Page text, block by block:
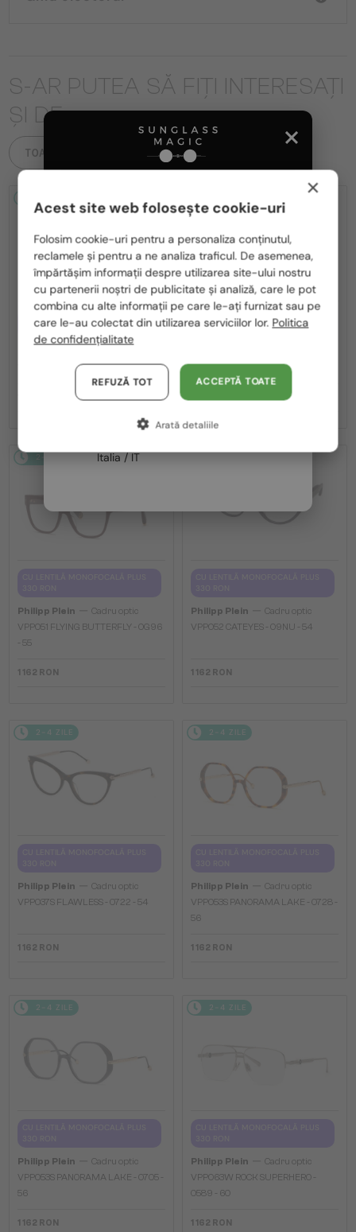
S-AR PUTEA SĂ FIȚI INTERESAȚI
ȘI DE
TOATE PRODUSELE
CU LENTILĂ MONOFOCALĂ PLUS
330 RON
VPP036S ICON - 0579 - 54
CU LENTILĂ MONOFOCALĂ PLUS
330 RON
VPP068S QUEEN - 0V64 - 57
2-4 ZILE
Philipp Plein
Cadru optic
VPP051 FLYING BUTTERFLY - 0G96
- 55
1 162 RON
Philipp Plein
Cadru optic
VPP052 CATEYES - 09NU - 54
1 162 RON
2-4 ZILE
Philipp Plein
Cadru optic
VPP037S FLAWLESS - 0722 - 54
1 162 RON
2-4 ZILE
Philipp Plein
Cadru optic
VPP053S PANORAMA LAKE - 0728 -
56
1 162 RON
2-4 ZILE
Philipp Plein
Cadru optic
VPP053S PANORAMA LAKE - 0705 -
56
1 162 RON
2-4 ZILE
Philipp Plein
Cadru optic
VPP063W ROCK SUPERHERO -
0589 - 60
1 162 RON
România / RO
Polska / PL
Magyarország / HU
United Arab Emirates / EN
Austria / AT
Germania / DE
Franța / FR
Italia / IT
×
Acest site web folosește cookie-uri
Folosim cookie-uri pentru a personaliza conținutul,
reclamele și pentru a ne analiza traficul. De asemenea,
împărtășim informații despre utilizarea site-ului nostru
cu partenerii noștri de publicitate și analiză, care le pot
combina cu alte informații pe care le-ați furnizat sau pe
care le-au colectat din utilizarea serviciilor lor. Politica
de confidențialitate
ACCEPTĂ TOATE
REFUZĂ TOT
Arată detaliile